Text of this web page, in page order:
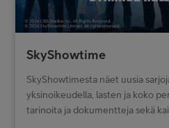
SkyShowtime
SkyShowtimesta näet uusia
yksinoikeudella, lasten ja koko
tarinoita ja dokumentteja sekä